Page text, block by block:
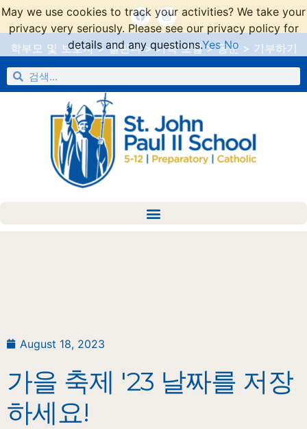
학부모 및 보호자>캘린더>가족 포털>동문 > 기부하기
August 18, 2023
가을 축제 '23 날짜를 저장
하세요!
May we use cookies to track your activities? We take your
privacy very seriously. Please see our privacy policy for
details and any questions.Yes No